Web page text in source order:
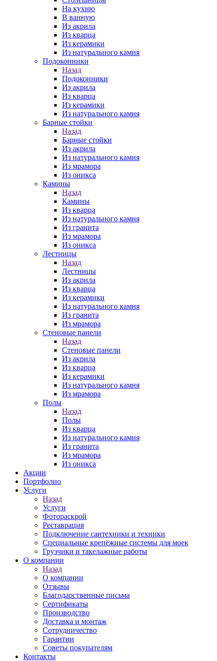
На кухню
В ванную
Из акрила
Из кварца
Из керамики
Из натурального камня
Подоконники
Назад
Подоконники
Из акрила
Из кварца
Из керамики
Из натурального камня
Барные стойки
Назад
Барные стойки
Из акрила
Из натурального камня
Из мрамора
Из оникса
Камины
Назад
Камины
Из кварца
Из натурального камня
Из гранита
Из мрамора
Из оникса
Лестницы
Назад
Лестницы
Из акрила
Из кварца
Из керамики
Из натурального камня
Из гранита
Из мрамора
Стеновые панели
Назад
Стеновые панели
Из акрила
Из кварца
Из керамики
Из натурального камня
Из мрамора
Полы
Назад
Полы
Из кварца
Из натурального камня
Из гранита
Из мрамора
Из оникса
Акции
Портфолио
Услуги
Назад
Услуги
Фотораскрой
Реставрация
Подключение сантехники и техники
Специальные крепёжные системы для моек
Грузчики и такелажные работы
О компании
Назад
О компании
Отзывы
Благодарственные письма
Сертификаты
Производство
Доставка и монтаж
Сотрудничество
Гарантии
Советы покупателям
Контакты